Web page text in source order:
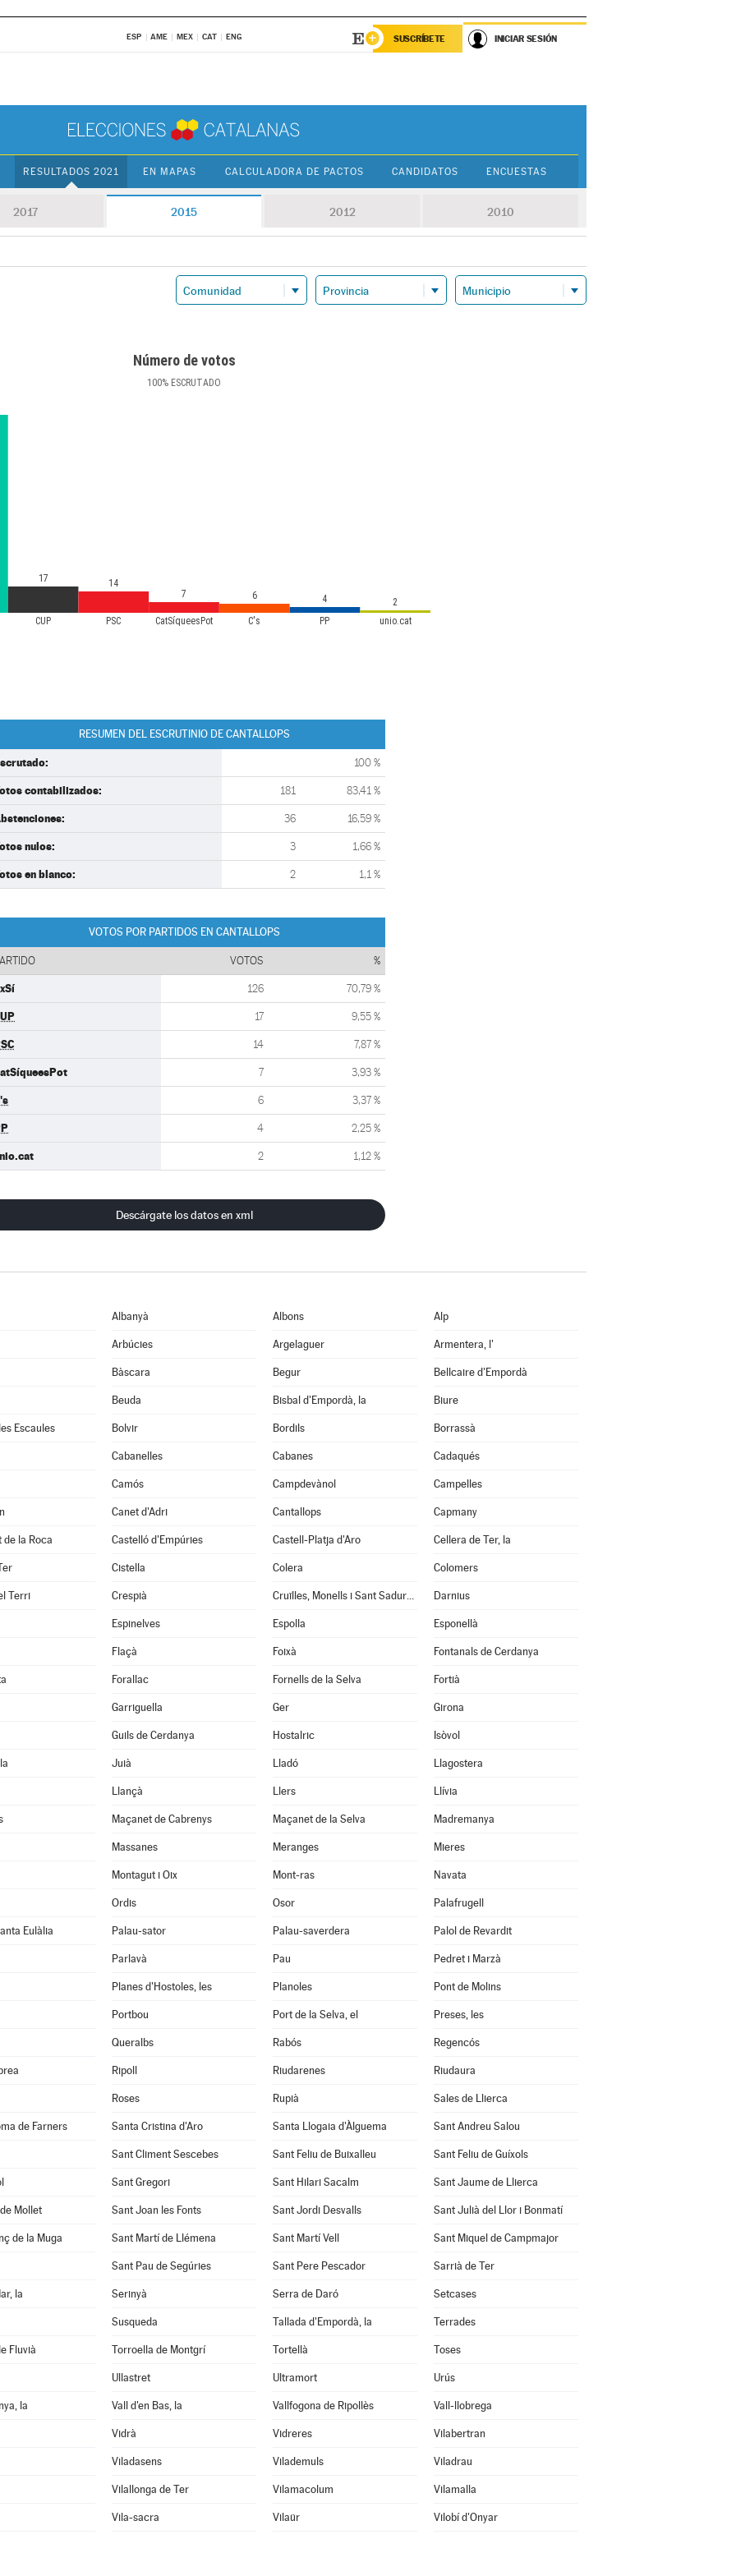
ESP AME MEX CAT ENG SUSCRÍBETE INICIAR SESIÓN
RESULTADOS 2021 EN MAPAS CALCULADORA DE PACTOS CANDIDATOS ENCUESTAS
2017 2015 2012 2010
Número de votos
100% ESCRUTADO
CUP PSC CatSíqueesPot C's PP unio.cat
17
14
7
6 4 2
RESUMEN DEL ESCRUTINIO DE CANTALLOPS
100 %
contabilizados: 181 83,41 %
36 16,59 %
nulos: 3 1,66 %
en blanco: 2 1,1 %
VOTOS POR PARTIDOS EN CANTALLOPS
VOTOS %
126 70,79 %
17 9,55 %
14 7,87 %
7 3,93 %
6 3,37 %
4 2,25 %
2 1,12 %
Descárgate los datos en xml
Albanyà Albons Alp
Arbúcies Argelaguer Armentera, l'
Bàscara Begur Bellcaire d'Empordà
Beuda Bisbal d'Empordà, la Biure
Escaules Bolvir Bordils Borrassà
Cabanelles Cabanes Cadaqués
Camós Campdevànol Campelles
Canet d'Adri Cantallops Capmany
de la Roca Castelló d'Empúries Castell-Platja d'Aro Cellera de Ter, la
Cistella Colera Colomers
Terri Crespià Cruïlles, Monells i Sant Sadurní de l'Heura Darnius
Espinelves Espolla Esponellà
Flaçà Foixà Fontanals de Cerdanya
Forallac Fornells de la Selva Fortià
Garriguella Ger Girona
Guils de Cerdanya Hostalric Isòvol
Juià Lladó Llagostera
Llançà Llers Llívia
Maçanet de Cabrenys Maçanet de la Selva Madremanya
Massanes Meranges Mieres
Montagut i Oix Mont-ras Navata
Ordis Osor Palafrugell
Eulàlia Palau-sator Palau-saverdera Palol de Revardit
Parlavà Pau Pedret i Marzà
Planes d'Hostoles, les Planoles Pont de Molins
Portbou Port de la Selva, el Preses, les
Queralbs Rabós Regencós
Ripoll Riudarenes Riudaura
Roses Rupià Sales de Llierca
de Farners Santa Cristina d'Aro Santa Llogaia d'Àlguema Sant Andreu Salou
Sant Climent Sescebes Sant Feliu de Buixalleu Sant Feliu de Guíxols
Sant Gregori Sant Hilari Sacalm Sant Jaume de Llierca
Mollet Sant Joan les Fonts Sant Jordi Desvalls Sant Julià del Llor i Bonmatí
de la Muga Sant Martí de Llémena Sant Martí Vell Sant Miquel de Campmajor
Sant Pau de Segúries Sant Pere Pescador Sarrià de Ter
la Serinyà Serra de Daró Setcases
Susqueda Tallada d'Empordà, la Terrades
Fluvià Torroella de Montgrí Tortellà Toses
Ullastret Ultramort Urús
la Vall d'en Bas, la Vallfogona de Ripollès Vall-llobrega
Vidrà Vidreres Vilabertran
Viladasens Vilademuls Viladrau
Vilallonga de Ter Vilamacolum Vilamalla
Vila-sacra Vilaür Vilobí d'Onyar